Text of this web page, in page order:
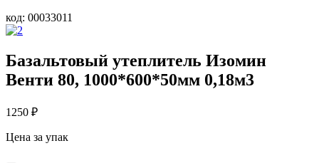
код: 00033011
Базальтовый утеплитель Изомин
Венти 80, 1000*600*50мм 0,18м3
1250 ₽
Цена за упак